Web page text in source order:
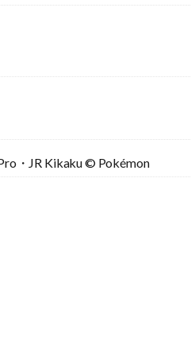
・JR Kikaku © Pokémon